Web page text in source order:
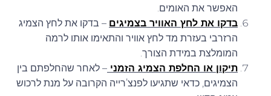
87
88
90
90/88
האפשר את האומים.
בדקו את לחץ האוויר בצמיגים – בדקו את לחץ הצמיג
הרזרבי בעזרת מד לחץ אוויר והתאימו אותו לרמה
המומלצת במידת הצורך.
תיקון או החלפת הצמיג הזמני – לאחר שהחלפתם בין
הצמיגים, כדאי שתגיעו לפנצ’רייה הקרובה על מנת לרכוש